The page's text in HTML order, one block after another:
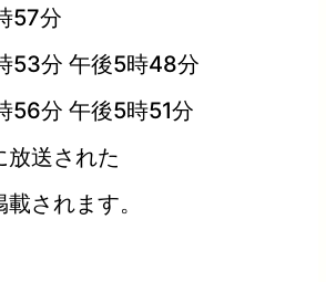
57分
53分 午後5時48分
56分 午後5時51分
送された
されます。